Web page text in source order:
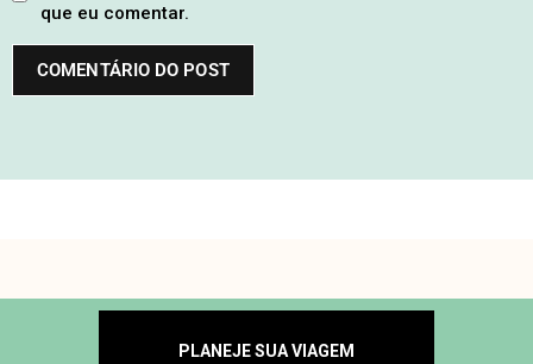
que eu comentar.
PLANEJE SUA VIAGEM